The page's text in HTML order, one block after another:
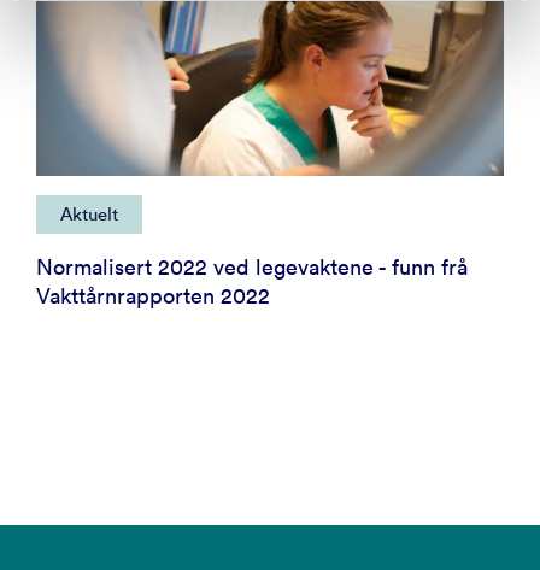
Aktuelt
Normalisert 2022 ved legevaktene - funn frå
Vakttårnrapporten 2022